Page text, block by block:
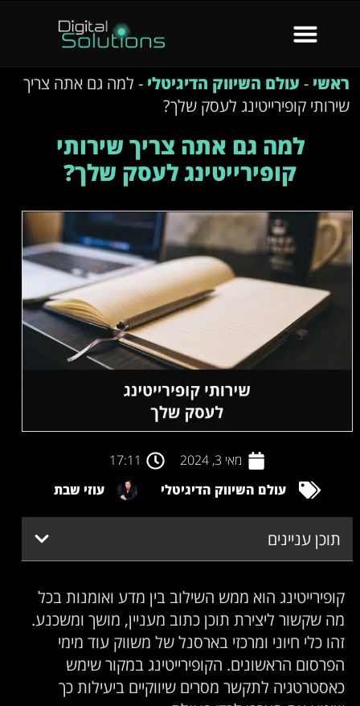
ראשי - עולם השיווק הדיגיטלי - למה גם אתה צריך
שירותי קופירייטינג לעסק שלך?
למה גם אתה צריך שירותי
קופירייטינג לעסק שלך?
מאי 3, 2024
17:11
עולם השיווק הדיגיטלי
עוזי שבת
תוכן עניינים
קופירייטינג הוא ממש השילוב בין מדע ואומנות בכל
מה שקשור ליצירת תוכן כתוב מעניין, מושך ומשכנע.
זהו כלי חיוני ומרכזי בארסנל של משווק עוד מימי
הפרסום הראשונים. הקופירייטינג במקור שימש
כאסטרטגיה לתקשר מסרים שיווקיים ביעילות כך